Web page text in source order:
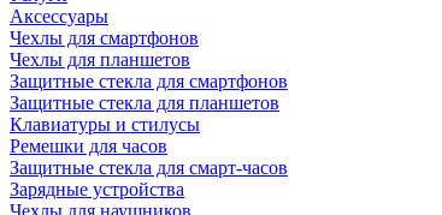
Аксессуары
Чехлы для смартфонов
Чехлы для планшетов
Защитные стекла для смартфонов
Защитные стекла для планшетов
Клавиатуры и стилусы
Ремешки для часов
Защитные стекла для смарт-часов
Зарядные устройства
Чехлы для наушников